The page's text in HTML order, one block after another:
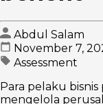
Abdul Salam
November 7,
Assessment
Para pelaku bisnis
mengelola